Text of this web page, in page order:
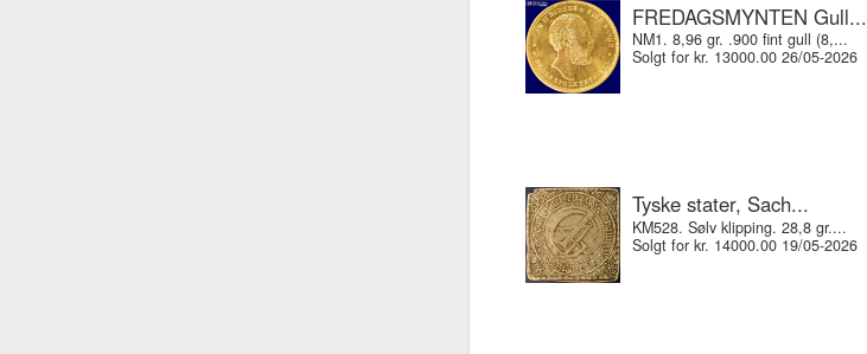
FREDAGSMYNTEN Gull...
NM1. 8,96 gr. .900 fint gull (8,...
Solgt for kr. 13000.00 26/05-2026
Tyske stater, Sach...
KM528. Sølv klipping. 28,8 gr....
Solgt for kr. 14000.00 19/05-2026